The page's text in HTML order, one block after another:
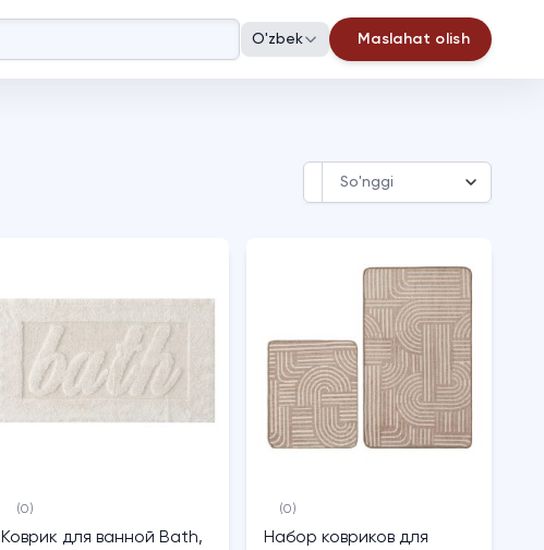
O'zbek Maslahat olish
(0)
Коврик для ванной Bath,
(0)
Набор ковриков для